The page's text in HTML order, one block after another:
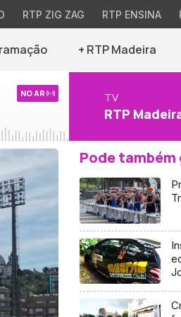
RTP ZIG ZAG RTP ENSINA
+ RTP Madeira
NO AR TV
RTP
Pode